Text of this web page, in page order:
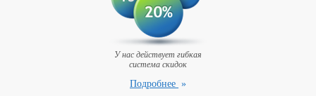
У нас действует гибкая
система скидок
Подробнее »